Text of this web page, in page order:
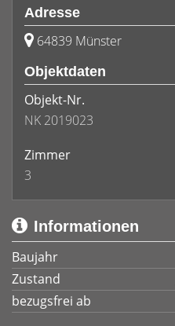
Adresse
64839 Münster
Objektdaten
Objekt-Nr.
NK 2019023
Zimmer
3
Informationen
Baujahr
Zustand
bezugsfrei ab